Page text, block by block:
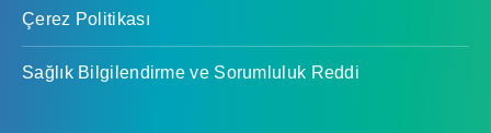
Çerez Politikası
Sağlık Bilgilendirme ve Sorumluluk Reddi